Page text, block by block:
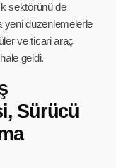
sektörünü de
yeni düzenlemelerle
ve ticari araç
geldi.
Sürücü